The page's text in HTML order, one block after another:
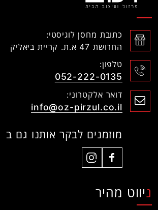
כתובת מחסן לוגיסטי:
החרושת 47 א.ת. קריית ביאליק
טלפון:
052-222-0135
דואר אלקטרוני:
info@oz-pirzul.co.il
מוזמנים לבקר אותנו גם ב
ניווט מהיר